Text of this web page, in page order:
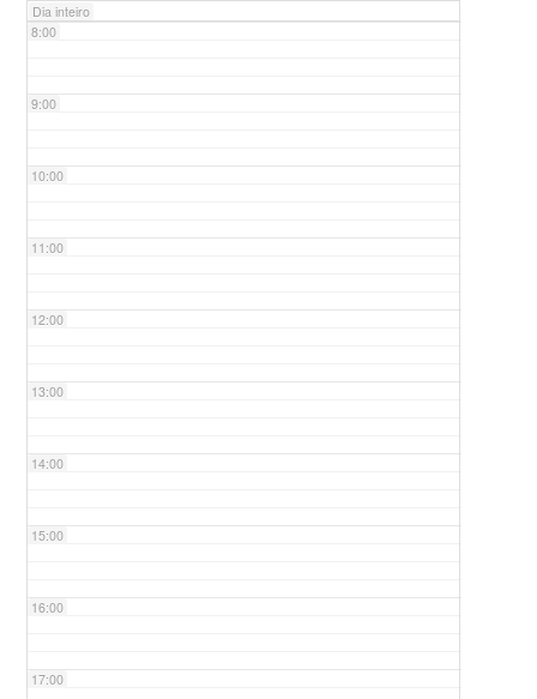
Dia inteiro
8:00
9:00
10:00
11:00
12:00
13:00
14:00
15:00
16:00
17:00